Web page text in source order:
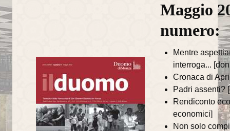
L'ORATORIO
Catechesi
Maggio
numero:
Mentre
interroga...
Cronaca di
Padri assenti?
Rendiconto
economici]
Non solo